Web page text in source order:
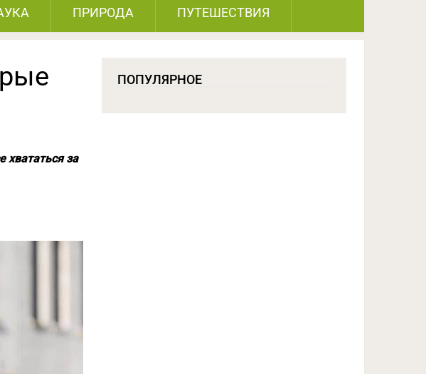
ПРИРОДА ПУТЕШЕСТВИЯ
хвататься за
ПОПУЛЯРНОЕ